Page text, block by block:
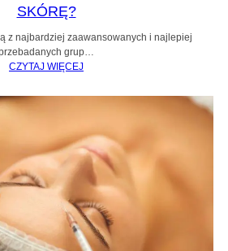
SKÓRĘ?
z najbardziej zaawansowanych i najlepiej
grup…
CZYTAJ WIĘCEJ